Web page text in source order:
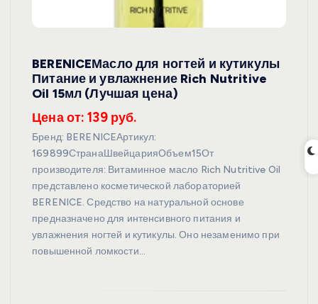
BERENICEМасло для ногтей и кутикулы
Питание и увлажнение Rich Nutritive
Oil 15мл (Лучшая цена)
Цена от: 139 руб.
Бренд: BERENICEАртикул:
169899СтранаШвейцарияОбъем15От
производителя: Витаминное масло Rich Nutritive Oil
представлено косметической лабораторией
BERENICE. Средство на натуральной основе
предназначено для интенсивного питания и
увлажнения ногтей и кутикулы. Оно незаменимо при
повышенной ломкости…